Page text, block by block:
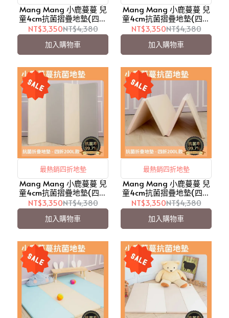
Mang Mang 小鹿蔓蔓 兒
童4cm抗菌摺疊地墊(四折
200L款)-粉嫩色【愛吾
兒】
NT$3,350NT$4,380
加入購物車
Mang Mang 小鹿蔓蔓 兒
童4cm抗菌摺疊地墊(四折
200L款)-鋼琴拿鐵【愛吾
兒】
NT$3,350NT$4,380
加入購物車
最熱銷四折地墊
Mang Mang 小鹿蔓蔓 兒
童4cm抗菌摺疊地墊(四折
200L款)-鋼琴灰【愛吾
兒】
NT$3,350NT$4,380
加入購物車
最熱銷四折地墊
Mang Mang 小鹿蔓蔓 兒
童4cm抗菌摺疊地墊(四折
200L款)-鋼琴粉【愛吾
兒】
NT$3,350NT$4,380
加入購物車